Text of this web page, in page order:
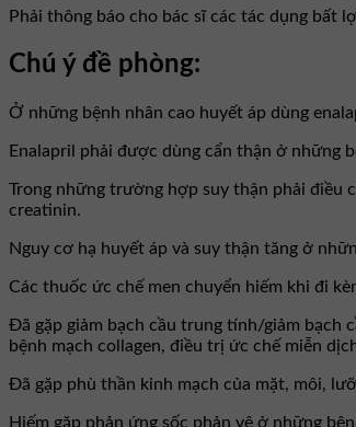
Phải thông báo cho bác sĩ các tác dụng bất
Chú ý đề phòng:
Ở những bệnh nhân cao huyết áp dùng
Enalapril phải được dùng cẩn thận ở những
Trong những trường hợp suy thận phải điều
creatinin.
Nguy cơ hạ huyết áp và suy thận tăng ở
Các thuốc ức chế men chuyển hiếm khi đi
Đã gặp giảm bạch cầu trung tính/giảm bạch
bệnh mạch collagen, điều trị ức chế miễn
Đã gặp phù thần kinh mạch của mặt, môi,
Hiếm gặp phản ứng sốc phản vệ ở những